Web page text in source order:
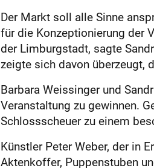
Der Markt soll alle Sinne
für die Konzeptionierung der
der Limburgstadt, sagte
zeigte sich davon überzeugt,
Barbara Weissinger und
Veranstaltung zu gewinnen.
Schlossscheuer zu einem
Künstler Peter Weber, der in
Aktenkoffer, Puppenstuben